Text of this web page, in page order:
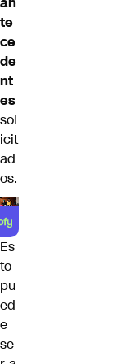
te
ce
de
nt
es
sol
icit
ad
os.
Es
to
pu
ed
e
se